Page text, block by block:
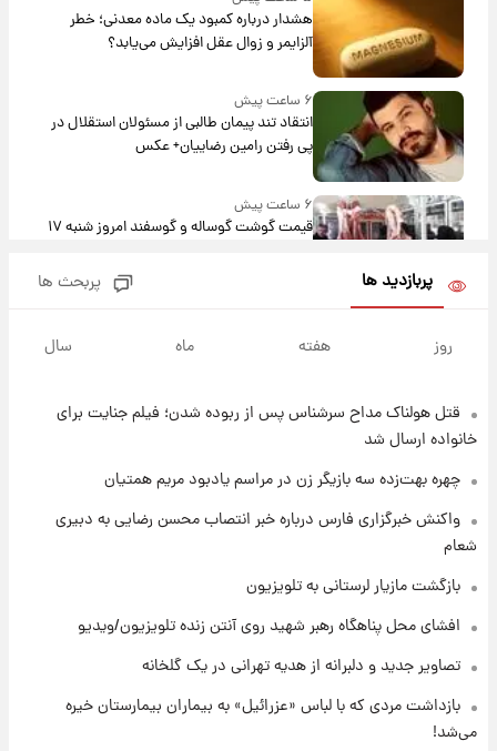
هشدار درباره کمبود یک ماده معدنی؛ خطر
آلزایمر و زوال عقل افزایش می‌یابد؟
۶ ساعت پیش
انتقاد تند پیمان طالبی از مسئولان استقلال در
پی رفتن رامین رضاییان+ عکس
۶ ساعت پیش
قیمت گوشت گوساله و گوسفند امروز شنبه ۱۷
شوید+ فیلم
۷ ساعت پیش
۸ ساعت پیش
۲۱ ساعت پیش
یک پیش ‌بینی مهم برای قیمت دلار، طلا و سکه
شنبه ۱۷ مرداد ۱۴۰۵
پربازدید ها پربحث ها
روز هفته ماه سال
قتل هولناک مداح سرشناس پس از ربوده شدن؛ فیلم جنایت برای
خانواده ارسال شد
چهره بهت‌زده سه بازیگر زن در مراسم یادبود مریم همتیان
واکنش خبرگزاری فارس درباره خبر انتصاب محسن رضایی به دبیری
شعام
بازگشت مازیار لرستانی به تلویزیون
افشای محل پناهگاه‌ رهبر شهید روی آنتن زنده تلویزیون/ویدیو
تصاویر جدید و دلبرانه از هدیه تهرانی در یک گلخانه
بازداشت مردی که با لباس «عزرائیل» به بیماران بیمارستان خیره
می‌شد!